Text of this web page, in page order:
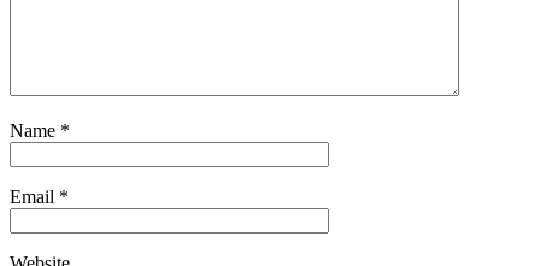
Name *
Email *